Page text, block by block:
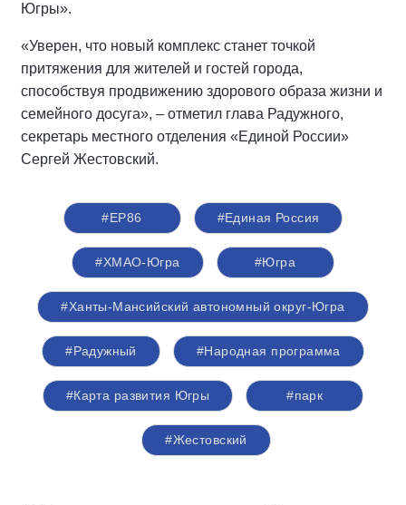
Югры».
«Уверен, что новый комплекс станет точкой
притяжения для жителей и гостей города,
способствуя продвижению здорового образа жизни и
семейного досуга», – отметил глава Радужного,
секретарь местного отделения «Единой России»
Сергей Жестовский.
#ЕР86 #Единая Россия
#ХМАО-Югра #Югра
#Ханты-Мансийский автономный округ-Югра
#Радужный #Народная программа
#Карта развития Югры #парк
#Жестовский